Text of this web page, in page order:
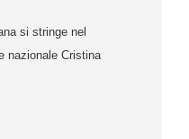
si stringe nel
nazionale Cristina